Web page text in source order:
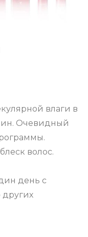
влаги в
Очевидный
волос.
день с